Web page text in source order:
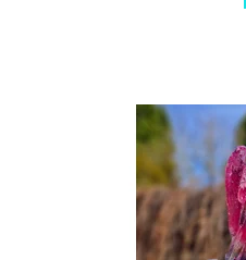
Dostupnost:
Vyprodáno
10427